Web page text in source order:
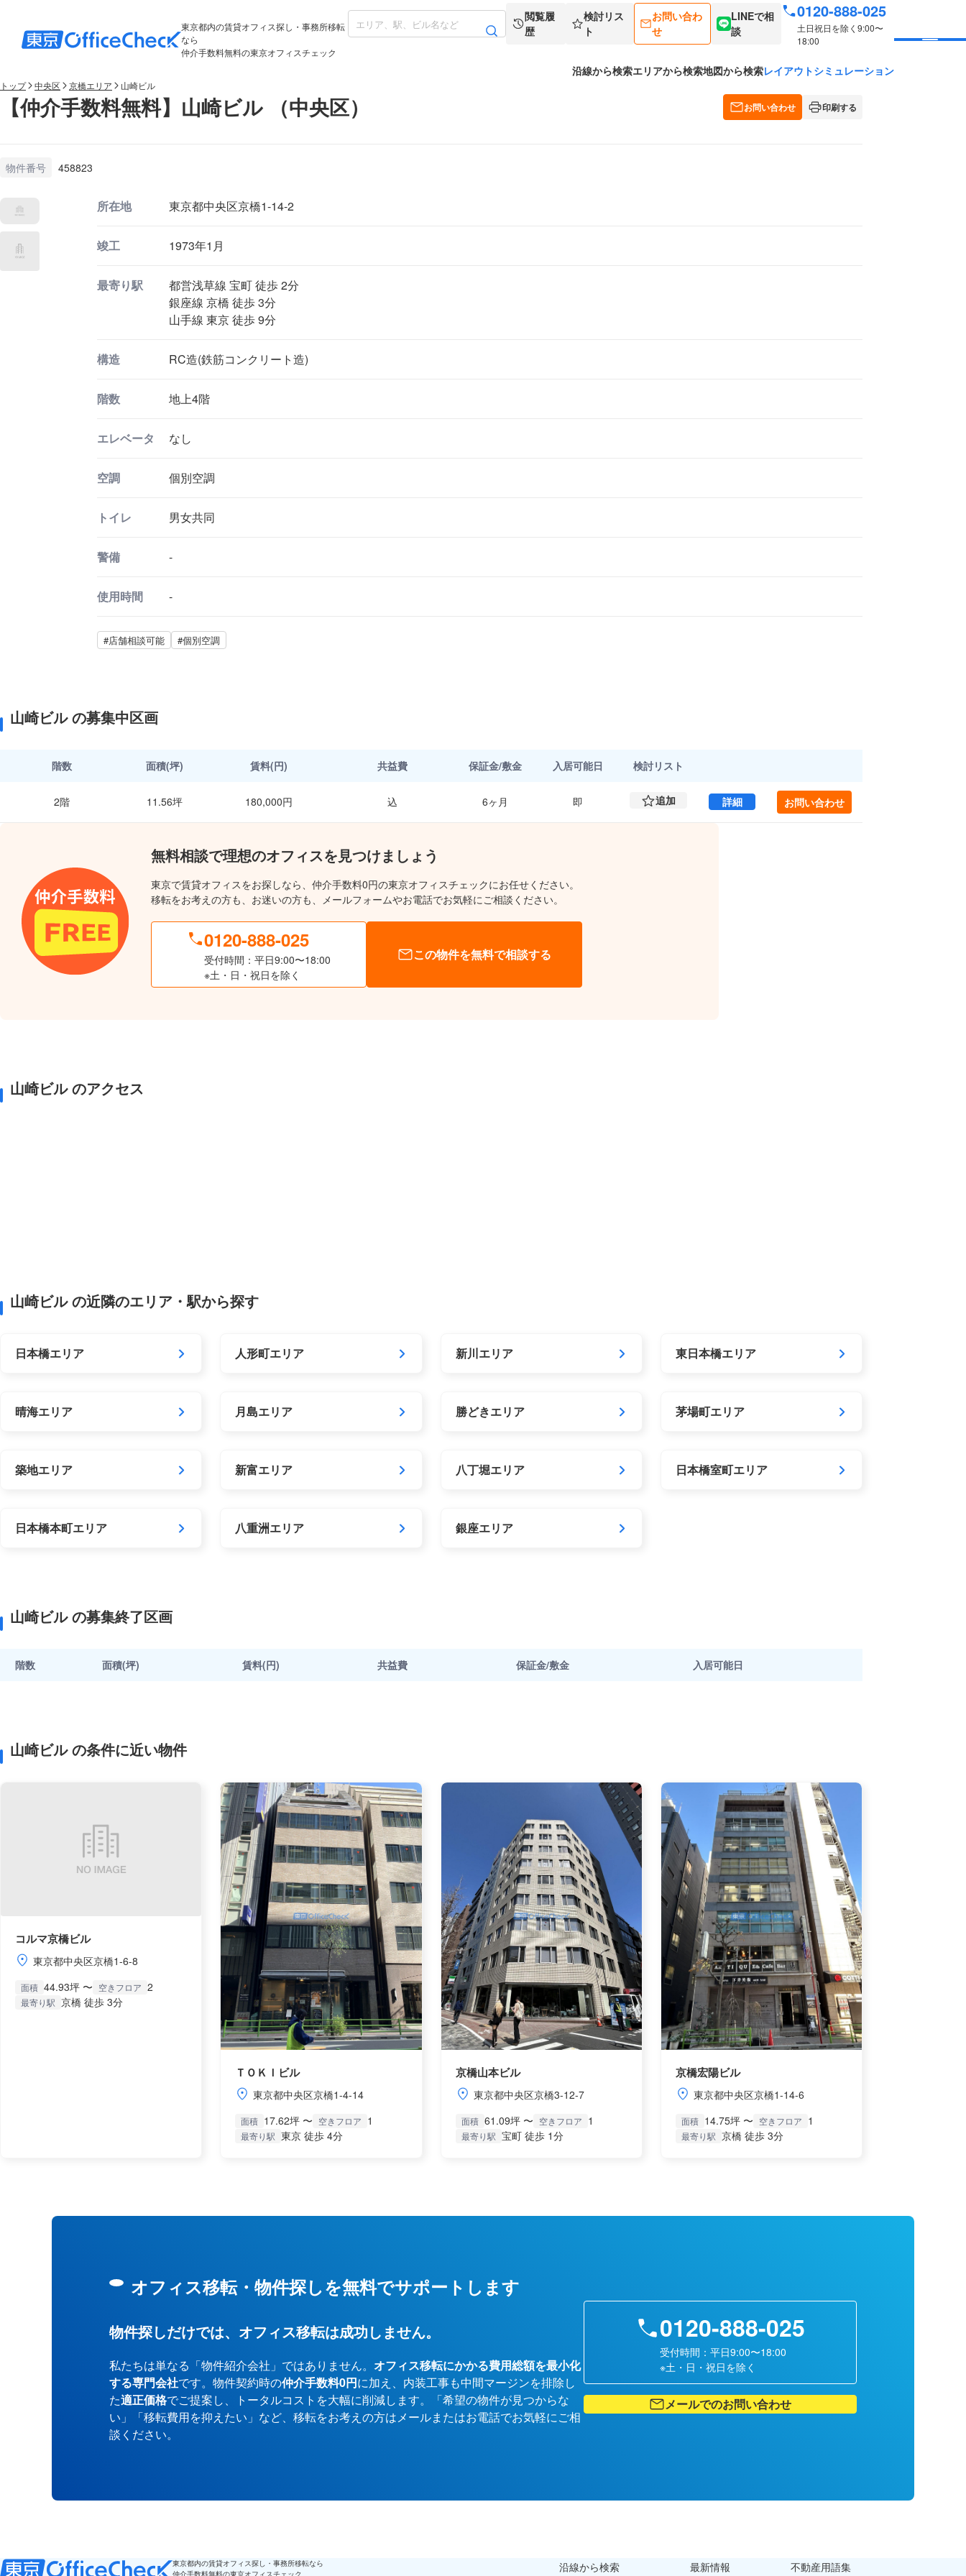
東京都内の賃貸オフィス探し・事務所移転
なら
仲介手数料無料の東京オフィスチェック
閲覧履
歴
検討リス
ト
お問い合わ
せ
LINEで相
談
0120-888-025
土日祝日を除く9:00〜
18:00
沿線から検索エリアから検索地図から検索レイアウトシミュレーション
トップ 中央区 京橋エリア 山崎ビル
【仲介手数料無料】山崎ビル （中央区） お問い合わせ 印刷する
物件番号 458823
所在地 東京都中央区京橋1-14-2
竣工 1973年1月
最寄り駅
都営浅草線 宝町 徒歩 2分
銀座線 京橋 徒歩 3分
山手線 東京 徒歩 9分
構造 RC造(鉄筋コンクリート造)
階数 地上4階
エレベータ なし
空調 個別空調
トイレ 男女共同
警備 -
使用時間 -
#店舗相談可能 #個別空調
山崎ビル の募集中区画
階数 面積(坪) 賃料(円) 共益費 保証金/敷金 入居可能日 検討リスト
2階 11.56坪 180,000円 込 6ヶ月 即 追加 詳細山崎ビル 2 (38.21㎡) ｜中央区 の賃貸オフィス
お問い合わせ
無料相談で理想のオフィスを見つけましょう
東京で賃貸オフィスをお探しなら、仲介手数料0円の東京オフィスチェックにお任せください。
移転をお考えの方も、お迷いの方も、メールフォームやお電話でお気軽にご相談ください。
0120-888-025
受付時間：平日9:00〜18:00
※土・日・祝日を除く
この物件を無料で相談する
山崎ビル のアクセス
山崎ビル の近隣のエリア・駅から探す
日本橋エリア 人形町エリア 新川エリア 東日本橋エリア
晴海エリア 月島エリア 勝どきエリア 茅場町エリア
築地エリア 新富エリア 八丁堀エリア 日本橋室町エリア
日本橋本町エリア 八重洲エリア 銀座エリア
山崎ビル の募集終了区画
階数 面積(坪) 賃料(円) 共益費 保証金/敷金 入居可能日
山崎ビル の条件に近い物件
コルマ京橋ビル
東京都中央区京橋1-6-8
面積 44.93坪 〜 空きフロア 2
最寄り駅 京橋 徒歩 3分
ＴＯＫＩビル
東京都中央区京橋1-4-14
面積 17.62坪 〜 空きフロア 1
最寄り駅 東京 徒歩 4分
京橋山本ビル
東京都中央区京橋3-12-7
面積 61.09坪 〜 空きフロア 1
最寄り駅 宝町 徒歩 1分
京橋宏陽ビル
東京都中央区京橋1-14-6
面積 14.75坪 〜 空きフロア 1
最寄り駅 京橋 徒歩 3分
オフィス移転・物件探しを無料でサポートします
物件探しだけでは、オフィス移転は成功しません。
私たちは単なる「物件紹介会社」ではありません。 オフィス移転にかかる費用総額を最小化
する専門会社です。物件契約時の仲介手数料0円に加え、内装工事も中間マージンを排除し
た適正価格でご提案し、トータルコストを大幅に削減します。「希望の物件が見つからな
い」「移転費用を抑えたい」など、移転をお考えの方はメールまたはお電話でお気軽にご相
談ください。
0120-888-025
受付時間：平日9:00〜18:00
※土・日・祝日を除く
メールでのお問い合わせ
東京都内の賃貸オフィス探し・事務所移転なら
沿線から検索 最新情報 不動産用語集